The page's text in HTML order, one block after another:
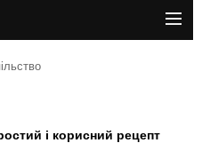
і корисний рецепт